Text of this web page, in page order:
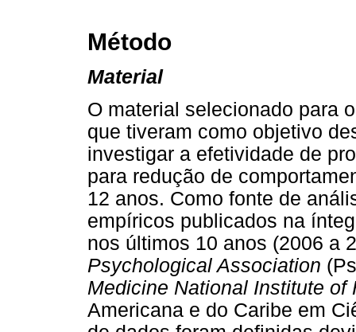
Método
Material
O material selecionado para
que tiveram como objetivo
investigar a efetividade de
para redução de
12 anos. Como fonte de
empíricos publicados na
nos últimos 10 anos (2006 a
Psychological Association
Medicine National Institute of
Americana e do Caribe em